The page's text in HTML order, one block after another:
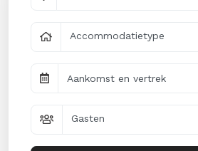
Accommodatietype
Aankomst en vertrek
Gasten